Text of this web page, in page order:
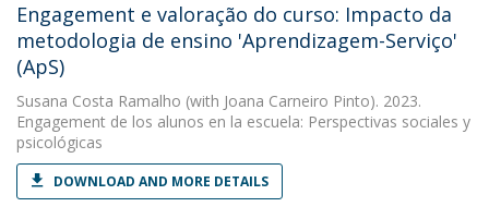
Engagement e valoração do curso: Impacto da
metodologia de ensino 'Aprendizagem-Serviço'
(ApS)
Susana Costa Ramalho (with Joana Carneiro Pinto). 2023.
Engagement de los alunos en la escuela: Perspectivas sociales y
psicológicas
DOWNLOAD AND MORE DETAILS